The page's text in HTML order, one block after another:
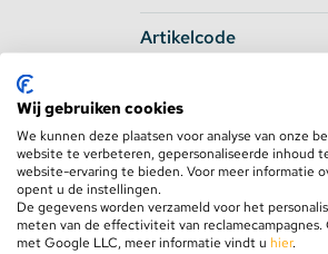
Dankzij het Zigbee 3.0
vergeleken met het
Mesh functionaliteit.
een groter en sterker
Artikelcode
Werkt met*
Protocol
Input Voltage
Wij gebruiken cookies
We kunnen deze plaatsen voor analyse van onze
website te verbeteren, gepersonaliseerde inhoud
website-ervaring te bieden. Voor meer informatie
opent u de instellingen.
De gegevens worden verzameld voor het
meten van de effectiviteit van
met Google LLC, meer informatie vindt u hier.